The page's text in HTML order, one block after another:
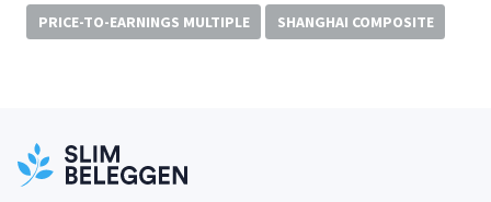
PRICE-TO-EARNINGS MULTIPLE SHANGHAI COMPOSITE